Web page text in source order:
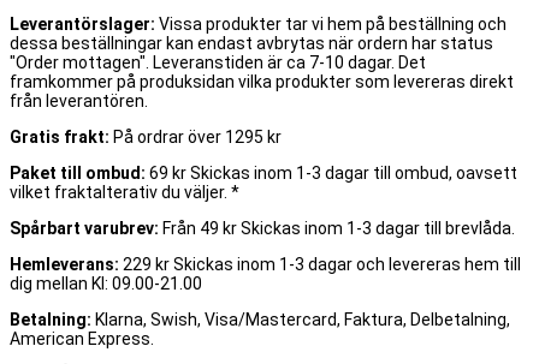
Leverantörslager: Vissa produkter tar vi hem på beställning och
dessa beställningar kan endast avbrytas när ordern har status
"Order mottagen". Leveranstiden är ca 7-10 dagar. Det
framkommer på produksidan vilka produkter som levereras direkt
från leverantören.
Gratis frakt: På ordrar över 1295 kr
Paket till ombud: 69 kr Skickas inom 1-3 dagar till ombud, oavsett
vilket fraktalterativ du väljer. *
Spårbart varubrev: Från 49 kr Skickas inom 1-3 dagar till brevlåda.
Hemleverans: 229 kr Skickas inom 1-3 dagar och levereras hem till
dig mellan Kl: 09.00-21.00
Betalning: Klarna, Swish, Visa/Mastercard, Faktura, Delbetalning,
American Express.